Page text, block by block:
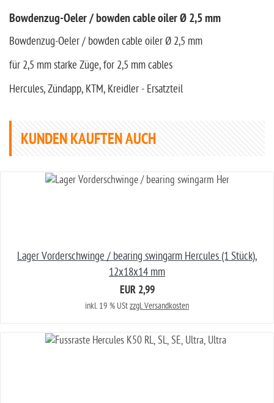
Bowdenzug-Oeler / bowden cable oiler Ø 2,5 mm
Bowdenzug-Oeler / bowden cable oiler Ø 2,5 mm
für 2,5 mm starke Züge, for 2,5 mm cables
Hercules, Zündapp, KTM, Kreidler - Ersatzteil
KUNDEN KAUFTEN AUCH
Lager Vorderschwinge / bearing swingarm Hercules (1 Stück),
12x18x14 mm
EUR 2,99
inkl. 19 % UStzzgl. Versandkosten